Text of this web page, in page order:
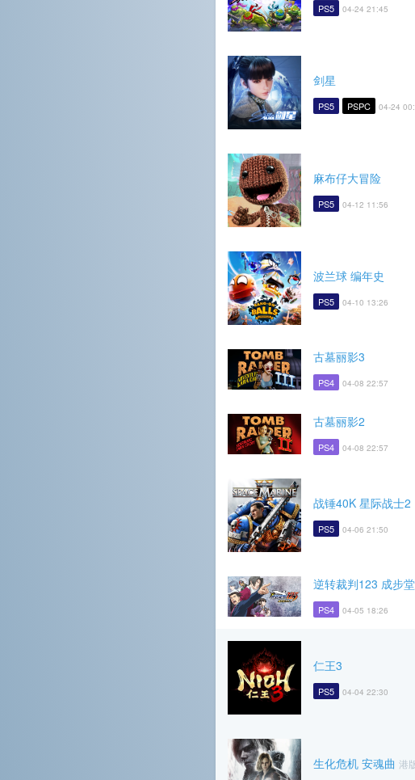
PS5 04-24 21:45
剑星
PS5 PSPC 04-24
麻布仔大冒险
PS5 04-12 11:56
波兰球 编年史
PS5 04-10 13:26
古墓丽影3
PS4 04-08 22:57
古墓丽影2
PS4 04-08 22:57
战锤40K 星际战士2
PS5 04-06 21:50
逆转裁判123 成步
PS4 04-05 18:26
仁王3
PS5 04-04 22:30
生化危机 安魂曲 港